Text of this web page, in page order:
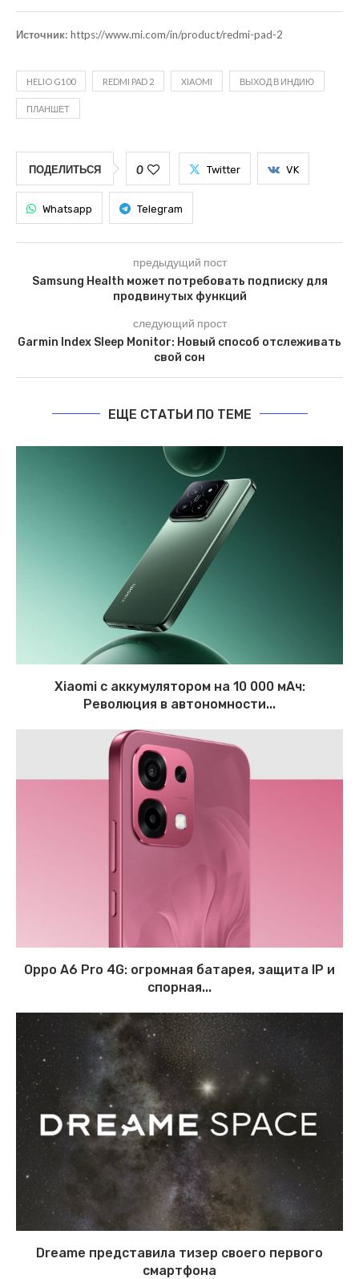
Источник: https://www.mi.com/in/product/redmi-pad-2
HELIO G100 REDMI PAD 2 XIAOMI ВЫХОД В ИНДИЮ
ПЛАНШЕТ
ПОДЕЛИТЬСЯ 0 Twitter VK
Whatsapp Telegram
предыдущий пост
Samsung Health может потребовать подписку для
продвинутых функций
следующий прост
Garmin Index Sleep Monitor: Новый способ отслеживать
свой сон
ЕЩЕ СТАТЬИ ПО ТЕМЕ
Xiaomi с аккумулятором на 10 000 мАч:
Революция в автономности...
Oppo A6 Pro 4G: огромная батарея, защита IP и
спорная...
Dreame представила тизер своего первого
смартфона